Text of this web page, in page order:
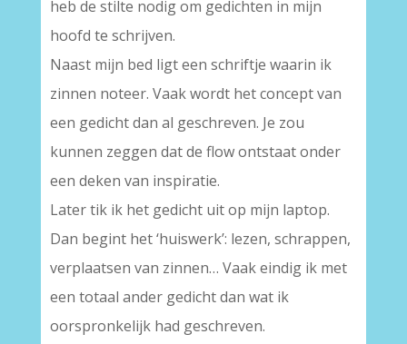
heb de stilte nodig om gedichten in mijn
hoofd te schrijven.
Naast mijn bed ligt een schriftje waarin ik
zinnen noteer. Vaak wordt het concept van
een gedicht dan al geschreven. Je zou
kunnen zeggen dat de flow ontstaat onder
een deken van inspiratie.
Later tik ik het gedicht uit op mijn laptop.
Dan begint het ‘huiswerk’: lezen, schrappen,
verplaatsen van zinnen… Vaak eindig ik met
een totaal ander gedicht dan wat ik
oorspronkelijk had geschreven.